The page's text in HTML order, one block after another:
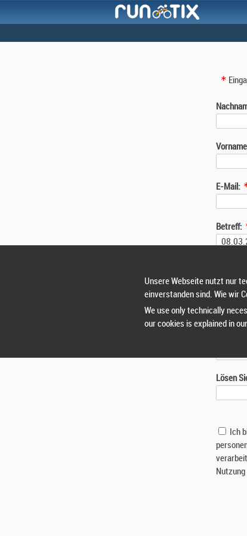
E-Mail:
Betreff:
Lösen
Ich
Unsere Webseite nutzt nur
einverstanden sind. Wie wir
We use only technically
our cookies is explained in